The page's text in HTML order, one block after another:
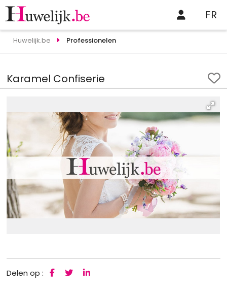
FR
Huwelijk.be Professionelen
Karamel Confiserie
Delen op :